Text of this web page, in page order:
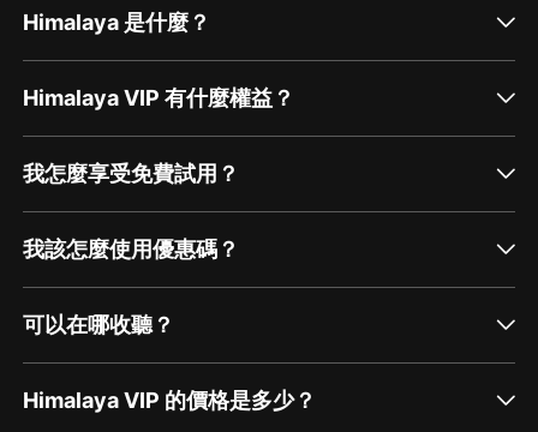
Himalaya 是什麼？
Himalaya VIP 有什麼權益？
我怎麼享受免費試用？
我該怎麼使用優惠碼？
可以在哪收聽？
Himalaya VIP 的價格是多少？